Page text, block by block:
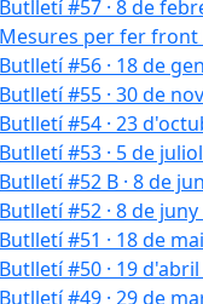
Butlletí #57 · 8 de
Mesures per fer front
Butlletí #56 · 18 de
Butlletí #55 · 30 de
Butlletí #54 · 23
Butlletí #53 · 5 de
Butlletí #52 B · 8 de
Butlletí #52 · 8 de
Butlletí #51 · 18 de
Butlletí #50 · 19
Butlletí #49 · 29 de